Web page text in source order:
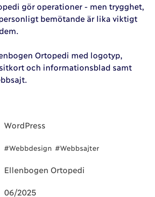
gör operationer - men trygghet,
bemötande är lika viktigt
Ortopedi med logotyp,
och informationsblad samt
WordPress
#Webbdesign #Webbsajter
Ellenbogen Ortopedi
06/2025